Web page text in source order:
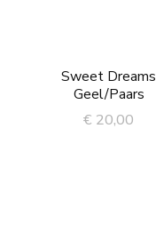
Sweet Dreams
Geel/Paars
€ 20,00